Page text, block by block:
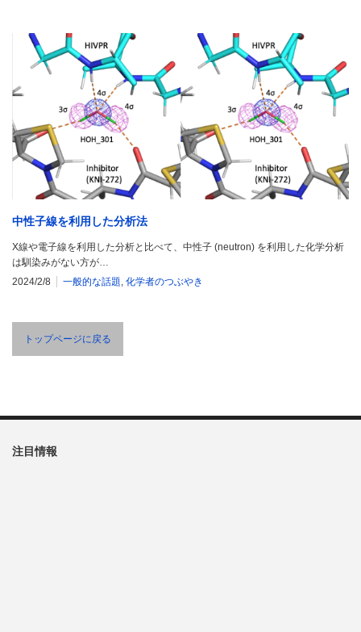
中性子線を利用した分析法
X線や電子線を利用した分析と比べて、中性子 (neutron) を利用した化学分析
は馴染みがない方が…
2024/2/8
一般的な話題 化学者のつぶやき
トップページに戻る
注目情報